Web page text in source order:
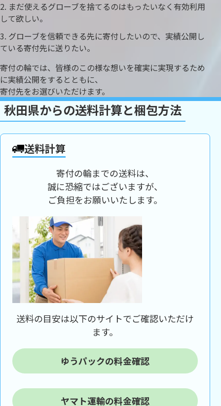
まだ使えるグローブを捨てるのはもったいなく有効利用
して欲しい。
グローブを信頼できる先に寄付したいので、実績公開し
ている寄付先に送りたい。
寄付の輪では、皆様のこの様な想いを確実に実現するため
に実績公開をするとともに、
寄付先をお選びいただけます。
秋田県からの送料計算と梱包方法
送料計算
寄付の輪までの送料は、
誠に恐縮ではございますが、
ご負担をお願いいたします。
送料の目安は以下のサイトでご確認いただけ
ます。
ゆうパックの料金確認
ヤマト運輸の料金確認